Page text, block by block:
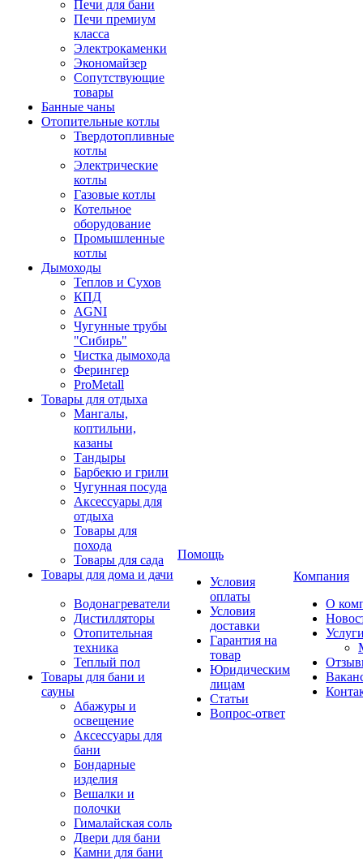
Печи для бани
Печи премиум
класса
Электрокаменки
Экономайзер
Сопутствующие
товары
Банные чаны
Отопительные котлы
Твердотопливные
котлы
Электрические
котлы
Газовые котлы
Котельное
оборудование
Промышленные
котлы
Дымоходы
Теплов и Сухов
КПД
AGNI
Чугунные трубы
"Сибирь"
Чистка дымохода
Ферингер
ProMetall
Товары для отдыха
Мангалы,
коптильни,
казаны
Тандыры
Барбекю и грили
Чугунная посуда
Аксессуары для
отдыха
Товары для
похода
Товары для сада
Товары для дома и дачи
Водонагреватели
Дистилляторы
Отопительная
техника
Теплый пол
Товары для бани и
сауны
Абажуры и
освещение
Аксессуары для
бани
Бондарные
изделия
Вешалки и
полочки
Гималайская соль
Двери для бани
Камни для бани
Помощь
Условия
оплаты
Условия
доставки
Гарантия на
товар
Юридическим
лицам
Статьи
Вопрос-ответ
Компания
О